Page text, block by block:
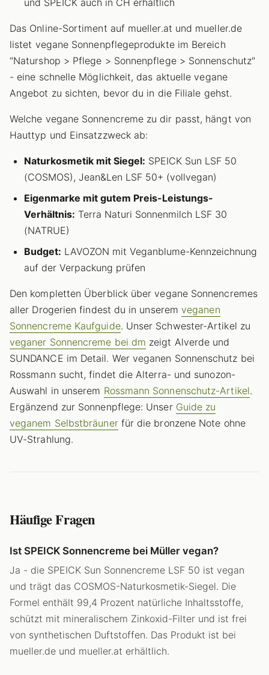
und SPEICK auch in CH erhältlich
Das Online-Sortiment auf mueller.at und mueller.de
listet vegane Sonnenpflegeprodukte im Bereich
"Naturshop > Pflege > Sonnenpflege > Sonnenschutz"
- eine schnelle Möglichkeit, das aktuelle vegane
Angebot zu sichten, bevor du in die Filiale gehst.
Welche vegane Sonnencreme zu dir passt, hängt von
Hauttyp und Einsatzzweck ab:
Naturkosmetik mit Siegel: SPEICK Sun LSF 50
(COSMOS), Jean&Len LSF 50+ (vollvegan)
Eigenmarke mit gutem Preis-Leistungs-
Verhältnis: Terra Naturi Sonnenmilch LSF 30
(NATRUE)
Budget: LAVOZON mit Veganblume-Kennzeichnung
auf der Verpackung prüfen
Den kompletten Überblick über vegane Sonnencremes
aller Drogerien findest du in unseremveganen
Sonnencreme Kaufguide. Unser Schwester-Artikel zu
veganer Sonnencreme bei dm zeigt Alverde und
SUNDANCE im Detail. Wer veganen Sonnenschutz bei
Rossmann sucht, findet die Alterra- und sunozon-
Auswahl in unserem Rossmann Sonnenschutz-Artikel.
Ergänzend zur Sonnenpflege: Unser Guide zu
veganem Selbstbräunerfür die bronzene Note ohne
UV-Strahlung.
Häufige Fragen
Ist SPEICK Sonnencreme bei Müller vegan?
Ja - die SPEICK Sun Sonnencreme LSF 50 ist vegan
und trägt das COSMOS-Naturkosmetik-Siegel. Die
Formel enthält 99,4 Prozent natürliche Inhaltsstoffe,
schützt mit mineralischem Zinkoxid-Filter und ist frei
von synthetischen Duftstoffen. Das Produkt ist bei
mueller.de und mueller.at erhältlich.